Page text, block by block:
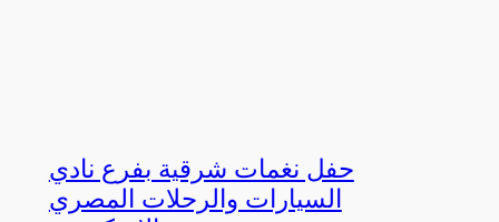
حفل نغمات شرقية بفرع نادي
السيارات والرحلات المصري